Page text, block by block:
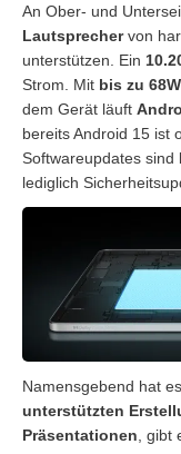
An Ober- und
Lautsprechervon
unterstützen. Ein
Strom. Mit bis zu 68W
dem Gerät läuft
bereits Android 15 ist
Softwareupdates sind
lediglich
Namensgebend hat
unterstützten
Präsentationen ,